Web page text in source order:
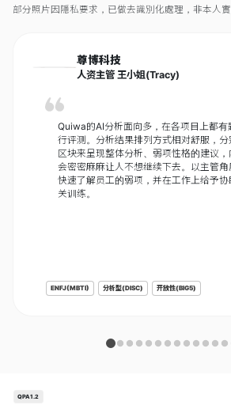
部分照片因隱私要求，已做去識別化處理，非本人實
尊博科技
人资主管 王小姐(Tracy)
Quiwa的AI分析面向多，在各项目上都有
行评测。分析结果排列方式相对舒服，分
区块来呈现整体分析、弱项性格的建议，
会密密麻麻让人不想继续下去。以主管角
快速了解员工的弱项，并在工作上给予协
关训练。
ENFJ(MBTI) 分析型(DISC) 开放性(BIG5)
QPA1.2